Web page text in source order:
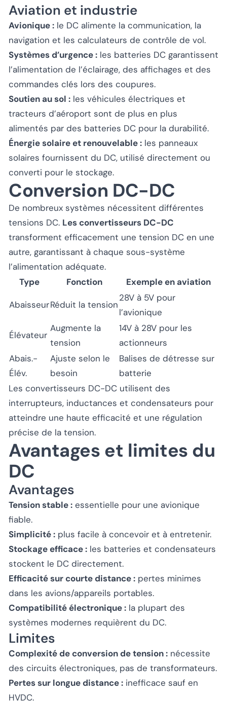
Aviation et industrie
Avionique : le DC alimente la communication, la
navigation et les calculateurs de contrôle de vol.
Systèmes d’urgence : les batteries DC garantissent
l’alimentation de l’éclairage, des affichages et des
commandes clés lors des coupures.
Soutien au sol : les véhicules électriques et
tracteurs d’aéroport sont de plus en plus
alimentés par des batteries DC pour la durabilité.
Énergie solaire et renouvelable : les panneaux
solaires fournissent du DC, utilisé directement ou
converti pour le stockage.
Conversion DC-DC
De nombreux systèmes nécessitent différentes
tensions DC. Les convertisseurs DC-DC
transforment efficacement une tension DC en une
autre, garantissant à chaque sous-système
l’alimentation adéquate.
Type
Fonction Exemple en aviation
AbaisseurRéduit la tension
28V à 5V pour
l’avionique
Élévateur
Augmente la
tension
14V à 28V pour les
actionneurs
Abais.-
Élév.
Ajuste selon le
besoin
Balises de détresse sur
batterie
Les convertisseurs DC-DC utilisent des
interrupteurs, inductances et condensateurs pour
atteindre une haute efficacité et une régulation
précise de la tension.
Avantages et limites du
DC
Avantages
Tension stable : essentielle pour une avionique
fiable.
Simplicité : plus facile à concevoir et à entretenir.
Stockage efficace : les batteries et condensateurs
stockent le DC directement.
Efficacité sur courte distance : pertes minimes
dans les avions/appareils portables.
Compatibilité électronique : la plupart des
systèmes modernes requièrent du DC.
Limites
Complexité de conversion de tension : nécessite
des circuits électroniques, pas de transformateurs.
Pertes sur longue distance : inefficace sauf en
HVDC.